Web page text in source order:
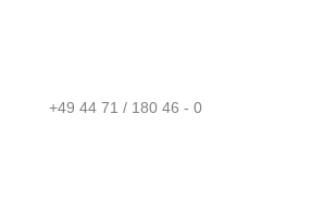
+49 44 71 / 180 46 - 0